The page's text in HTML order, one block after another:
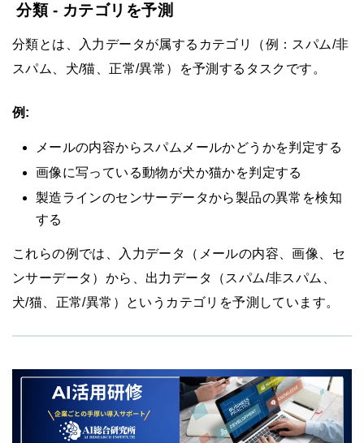
分類 - カテゴリを予測
分類とは、入力データが属するカテゴリ（例：スパム/非
スパム、犬/猫、正常/異常）を予測するタスクです。
例:
メールの内容からスパムメールかどうかを判定する
画像に写っている動物が犬か猫かを判定する
製造ラインのセンサーデータから製品の異常を検知
する
これらの例では、入力データ（メールの内容、画像、セ
ンサーデータ）から、出力データ（スパム/非スパム、
犬/猫、正常/異常）というカテゴリを予測しています。